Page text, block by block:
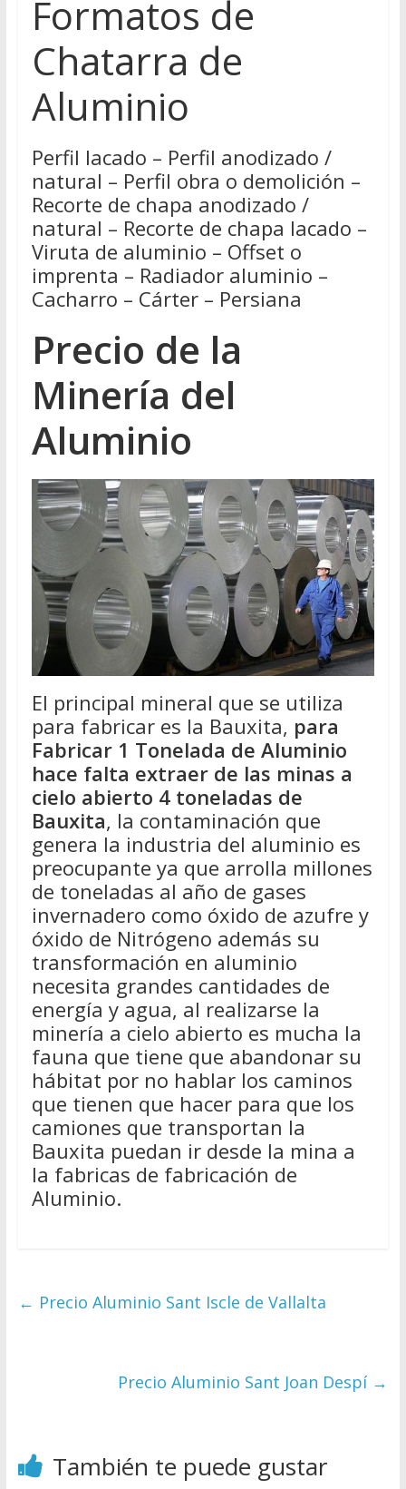
Formatos de
Chatarra de
Aluminio
Perfil lacado – Perfil anodizado /
natural – Perfil obra o demolición –
Recorte de chapa anodizado /
natural – Recorte de chapa lacado –
Viruta de aluminio – Offset o
imprenta – Radiador aluminio –
Cacharro – Cárter – Persiana
Precio de la
Minería del
Aluminio
El principal mineral que se utiliza
para fabricar es la Bauxita, para
Fabricar 1 Tonelada de Aluminio
hace falta extraer de las minas a
cielo abierto 4 toneladas de
Bauxita, la contaminación que
genera la industria del aluminio es
preocupante ya que arrolla millones
de toneladas al año de gases
invernadero como óxido de azufre y
óxido de Nitrógeno además su
transformación en aluminio
necesita grandes cantidades de
energía y agua, al realizarse la
minería a cielo abierto es mucha la
fauna que tiene que abandonar su
hábitat por no hablar los caminos
que tienen que hacer para que los
camiones que transportan la
Bauxita puedan ir desde la mina a
la fabricas de fabricación de
Aluminio.
← Precio Aluminio Sant Iscle de Vallalta
Precio Aluminio Sant Joan Despí →
También te puede gustar